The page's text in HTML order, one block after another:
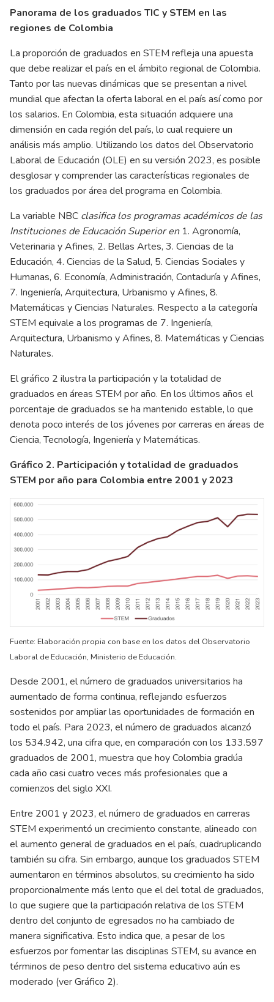
Panorama de los graduados TIC y STEM en las
regiones de Colombia
La proporción de graduados en STEM refleja una apuesta
que debe realizar el país en el ámbito regional de Colombia.
Tanto por las nuevas dinámicas que se presentan a nivel
mundial que afectan la oferta laboral en el país así como por
los salarios. En Colombia, esta situación adquiere una
dimensión en cada región del país, lo cual requiere un
análisis más amplio. Utilizando los datos del Observatorio
Laboral de Educación (OLE) en su versión 2023, es posible
desglosar y comprender las características regionales de
los graduados por área del programa en Colombia.
La variable NBC clasifica los programas académicos de las
Instituciones de Educación Superior en1. Agronomía,
Veterinaria y Afines, 2. Bellas Artes, 3. Ciencias de la
Educación, 4. Ciencias de la Salud, 5. Ciencias Sociales y
Humanas, 6. Economía, Administración, Contaduría y Afines,
7. Ingeniería, Arquitectura, Urbanismo y Afines, 8.
Matemáticas y Ciencias Naturales. Respecto a la categoría
STEM equivale a los programas de 7. Ingeniería,
Arquitectura, Urbanismo y Afines, 8. Matemáticas y Ciencias
Naturales.
El gráfico 2 ilustra la participación y la totalidad de
graduados en áreas STEM por año. En los últimos años el
porcentaje de graduados se ha mantenido estable, lo que
denota poco interés de los jóvenes por carreras en áreas de
Ciencia, Tecnología, Ingeniería y Matemáticas.
Gráfico 2. Participación y totalidad de graduados
STEM por año para Colombia entre 2001 y 2023
Fuente: Elaboración propia con base en los datos del Observatorio
Laboral de Educación, Ministerio de Educación.
Desde 2001, el número de graduados universitarios ha
aumentado de forma continua, reflejando esfuerzos
sostenidos por ampliar las oportunidades de formación en
todo el país. Para 2023, el número de graduados alcanzó
los 534.942, una cifra que, en comparación con los 133.597
graduados de 2001, muestra que hoy Colombia gradúa
cada año casi cuatro veces más profesionales que a
comienzos del siglo XXI.
Entre 2001 y 2023, el número de graduados en carreras
STEM experimentó un crecimiento constante, alineado con
el aumento general de graduados en el país, cuadruplicando
también su cifra. Sin embargo, aunque los graduados STEM
aumentaron en términos absolutos, su crecimiento ha sido
proporcionalmente más lento que el del total de graduados,
lo que sugiere que la participación relativa de los STEM
dentro del conjunto de egresados no ha cambiado de
manera significativa. Esto indica que, a pesar de los
esfuerzos por fomentar las disciplinas STEM, su avance en
términos de peso dentro del sistema educativo aún es
moderado (ver Gráfico 2).